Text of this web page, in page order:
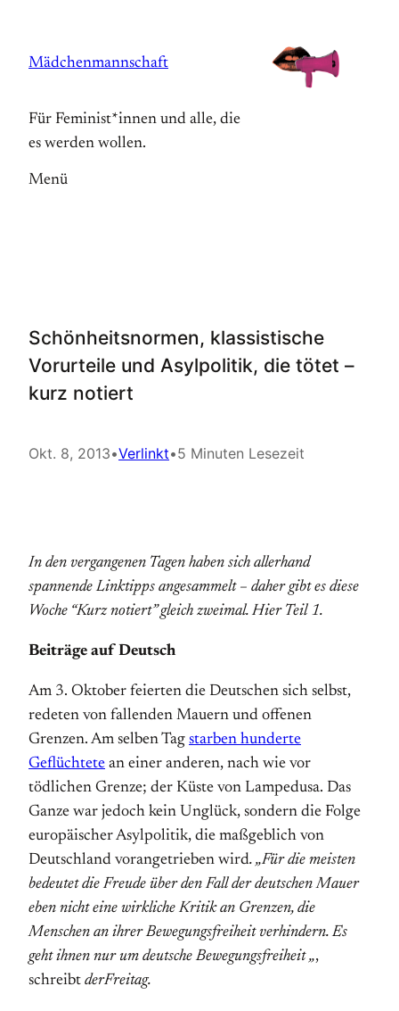
springen
Mädchenmannschaft
Für Feminist*innen und alle, die
es werden wollen.
Menü
Schönheitsnormen, klassistische
Vorurteile und Asylpolitik, die tötet –
kurz notiert
Okt. 8, 2013•Verlinkt•5 Minuten Lesezeit
In den vergangenen Tagen haben sich allerhand
spannende Linktipps angesammelt – daher gibt es diese
Woche “Kurz notiert” gleich zweimal. Hier Teil 1.
Beiträge auf Deutsch
Am 3. Oktober feierten die Deutschen sich selbst,
redeten von fallenden Mauern und offenen
Grenzen. Am selben Tag starben hunderte
Geflüchtete an einer anderen, nach wie vor
tödlichen Grenze; der Küste von Lampedusa. Das
Ganze war jedoch kein Unglück, sondern die Folge
europäischer Asylpolitik, die maßgeblich von
Deutschland vorangetrieben wird. „Für die meisten
bedeutet die Freude über den Fall der deutschen Mauer
eben nicht eine wirkliche Kritik an Grenzen, die
Menschen an ihrer Bewegungsfreiheit verhindern. Es
geht ihnen nur um deutsche Bewegungsfreiheit „,
schreibt derFreitag.